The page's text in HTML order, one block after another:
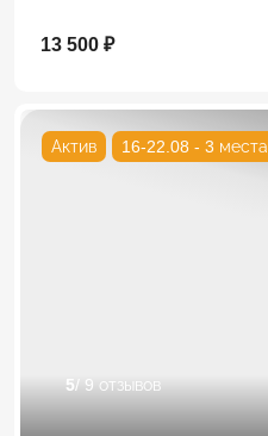
13 500 ₽
Актив 16-22.08 - 3 места
5/ 9 отзывов